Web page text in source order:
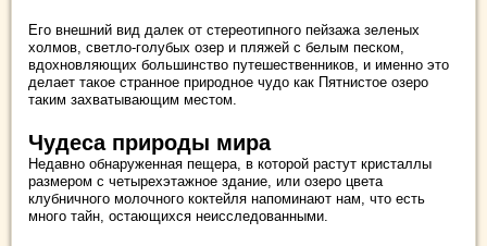
Его внешний вид далек от стереотипного пейзажа зеленых
холмов, светло-голубых озер и пляжей с белым песком,
вдохновляющих большинство путешественников, и именно это
делает такое странное природное чудо как Пятнистое озеро
таким захватывающим местом.
Чудеса природы мира
Недавно обнаруженная пещера, в которой растут кристаллы
размером с четырехэтажное здание, или озеро цвета
клубничного молочного коктейля напоминают нам, что есть
много тайн, остающихся неисследованными.